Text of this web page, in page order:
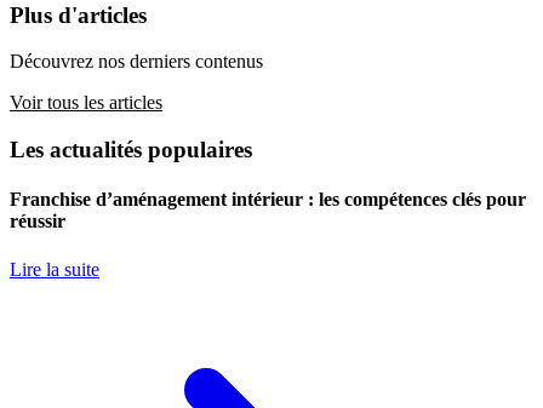
Plus d'articles
Découvrez nos derniers contenus
Voir tous les articles
Les actualités populaires
Franchise d’aménagement intérieur : les compétences clés pour
réussir
Lire la suite